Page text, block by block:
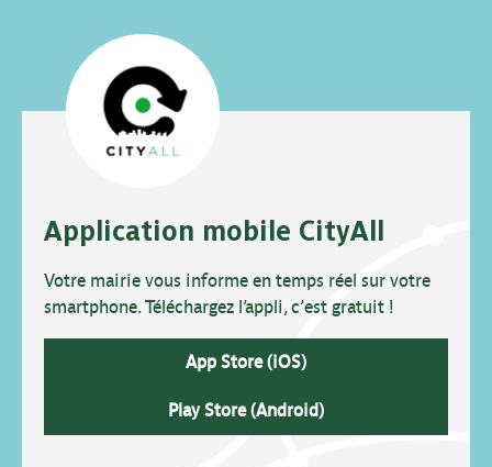
Application mobile CityAll
Votre mairie vous informe en temps réel sur votre
smartphone. Téléchargez l’appli, c’est gratuit !
App Store (iOS)
Play Store (Android)